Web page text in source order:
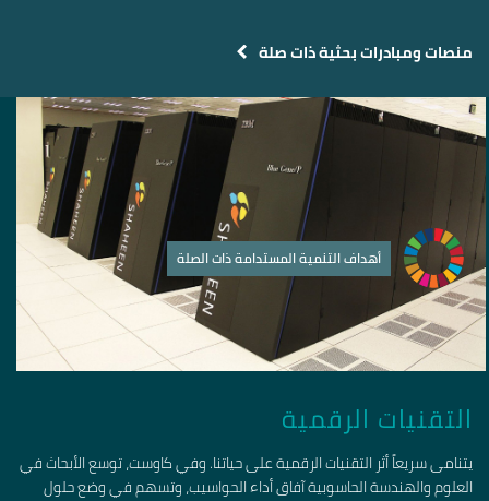
منصات ومبادرات بحثية ذات صلة
أهداف التنمية المستدامة ذات الصلة
التقنيات الرقمية
يتنامى سريعاً أثر التقنيات الرقمية على حياتنا. وفي كاوست، توسع الأبحاث في
العلوم والهندسة الحاسوبية آفاق أداء الحواسيب، وتسهم في وضع حلول